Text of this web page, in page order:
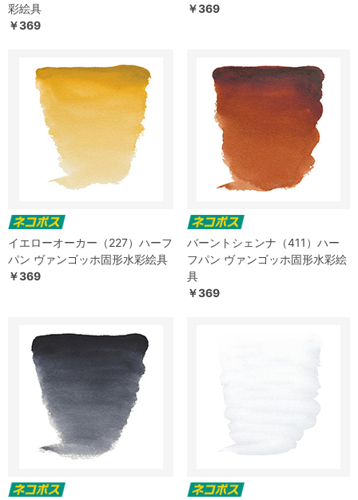
彩絵具
￥369
￥369
イエローオーカー（227）ハーフ
パン ヴァンゴッホ固形水彩絵具
￥369
バーントシェンナ（411）ハー
フパン ヴァンゴッホ固形水彩絵
具
￥369